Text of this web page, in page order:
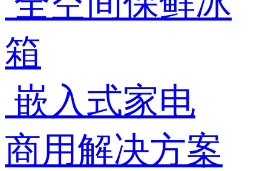
箱
嵌入式家电
商用解决方案